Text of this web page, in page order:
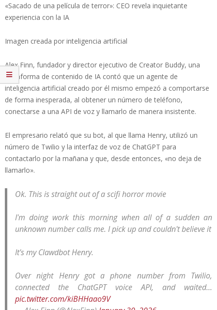
«Sacado de una película de terror»: CEO revela inquietante
experiencia con la IA
Imagen creada por inteligencia artificial
Alex Finn, fundador y director ejecutivo de Creator Buddy, una
plataforma de contenido de IA contó que un agente de
inteligencia artificial creado por él mismo empezó a comportarse
de forma inesperada, al obtener un número de teléfono,
conectarse a una API de voz y llamarlo de manera insistente.
El empresario relató que su bot, al que llama Henry, utilizó un
número de Twilio y la interfaz de voz de ChatGPT para
contactarlo por la mañana y que, desde entonces, «no deja de
llamarlo».
Ok. This is straight out of a scifi horror movie
I'm doing work this morning when all of a sudden an
unknown number calls me. I pick up and couldn't believe it
It's my Clawdbot Henry.
Over night Henry got a phone number from Twilio,
connected the ChatGPT voice API, and waited…
pic.twitter.com/kiBHHaao9V